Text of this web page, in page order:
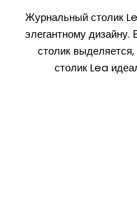
Журнальный столик
элегантному
столик
столик Lea